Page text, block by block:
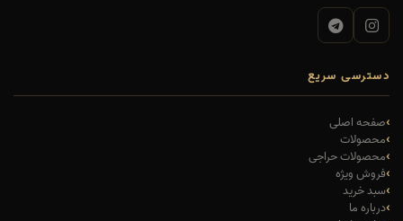
دسترسی سریع
صفحه اصلی
محصولات
محصولات حراجی
فروش ویژه
سبد خرید
درباره ما